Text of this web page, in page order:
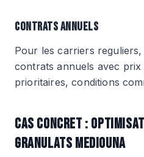
CONTRATS ANNUELS
Pour les carriers
contrats annuels avec prix
prioritaires, conditions
CAS CONCRET :
GRANULATS MEDIOUNA